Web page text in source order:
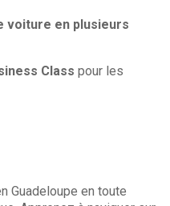
voiture en plusieurs
Class pour les
Guadeloupe en toute